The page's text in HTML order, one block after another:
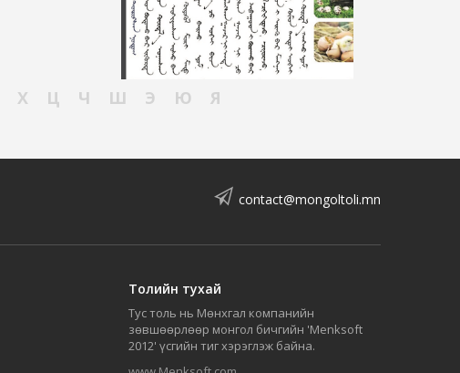
Х Ц Ч Ш Э Ю Я
contact@mongoltoli.mn
Толийн тухай
Тус толь нь Мөнхгал компанийн
зөвшөөрлөөр монгол бичгийн 'Menksoft
2012' үсгийн тиг хэрэглэж байна.